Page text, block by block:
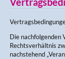
Die nachfolgenden
Rechtsverhältnis
nachstehend